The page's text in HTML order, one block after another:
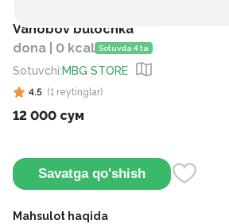
Vahobov bulochka
dona | 0 kcal Sotuvda 4 ta
Sotuvchi:MBG STORE
4.5 (1 reytinglar)
12 000 сум
Savatga qo'shish
Mahsulot haqida